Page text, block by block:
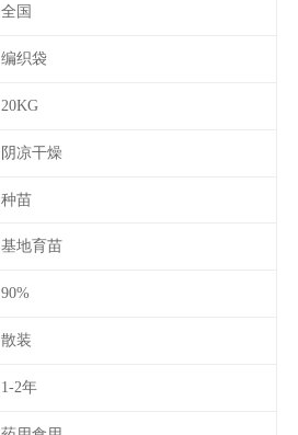
全国
编织袋
20KG
阴凉干燥
种苗
基地育苗
90%
散装
1-2年